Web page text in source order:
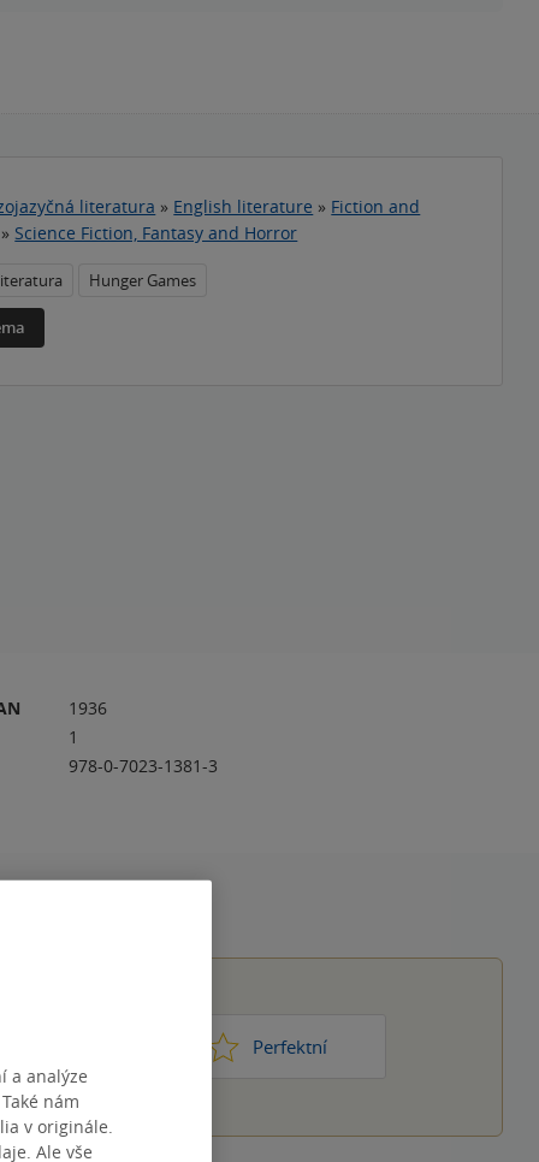
literatura » English literature » Fiction and
» Science Fiction, Fantasy and Horror
Hunger Games
1936
1
978-0-7023-1381-3
Perfektní
a analýze
nám
v originále.
Ale vše